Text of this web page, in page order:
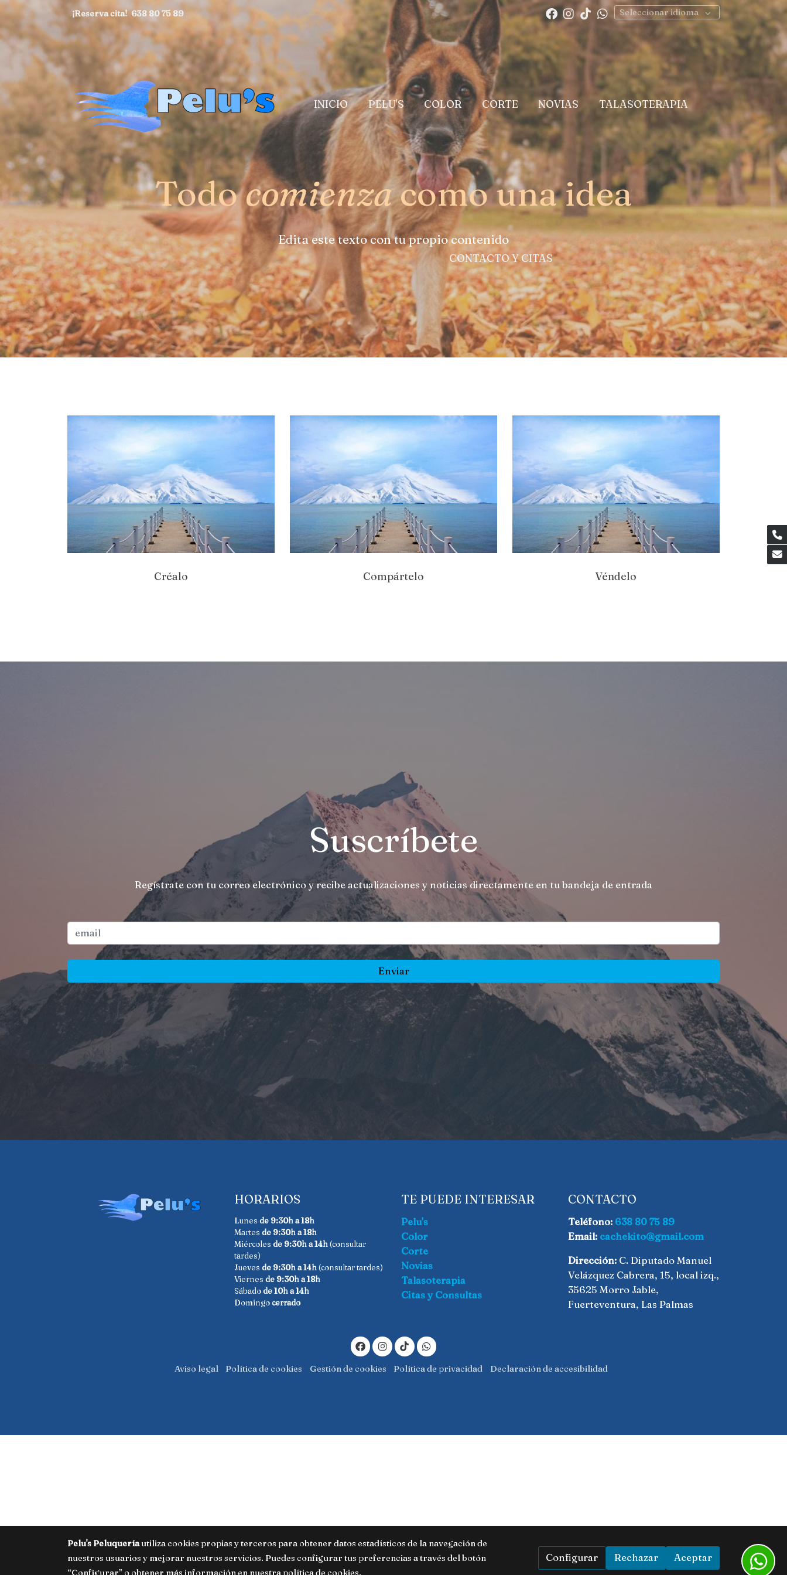
¡Reserva cita! 638 80 75 89 Seleccionar idioma
INICIO PELU'S COLOR CORTE NOVIAS TALASOTERAPIA
CONTACTO Y CITAS
Todocomienzacomo una idea
Edita este texto con tu propio contenido
Créalo Compártelo Véndelo
Suscríbete
Regístrate con tu correo electrónico y recibe actualizaciones y noticias directamente en tu bandeja de entrada
Enviar
HORARIOS
Lunes de 9:30h a 18h
Martes de 9:30h a 18h
Miércoles de 9:30h a 14h (consultar
tardes)
Jueves de 9:30h a 14h (consultar tardes)
Viernes de 9:30h a 18h
Sábadode 10h a 14h
Domingocerrado
TE PUEDE INTERESAR
Pelu's
Color
Corte
Novias
Talasoterapia
Citas y Consultas
CONTACTO
Teléfono: 638 80 75 89
Email: cachekito@gmail.com
Dirección: C. Diputado Manuel
Velázquez Cabrera, 15, local izq.,
35625 Morro Jable,
Fuerteventura, Las Palmas
Aviso legal Política de cookies Gestión de cookies Política de privacidad Declaración de accesibilidad
Pelu's Peluqueríautiliza cookies propias y terceros para obtener datos estadísticos de la navegación de
nuestros usuarios y mejorar nuestros servicios. Puedes configurar tus preferencias a través del botón
“Configurar” o obtener más información en nuestra política de cookies.
Configurar Rechazar Aceptar